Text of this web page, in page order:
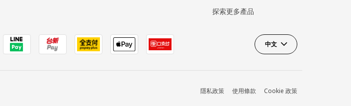
探索更多產品
中文
隱私政策 使用條款 Cookie 政策